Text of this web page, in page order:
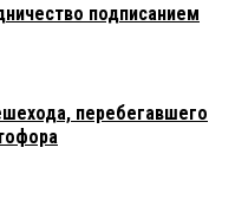
подписанием
перебегавшего